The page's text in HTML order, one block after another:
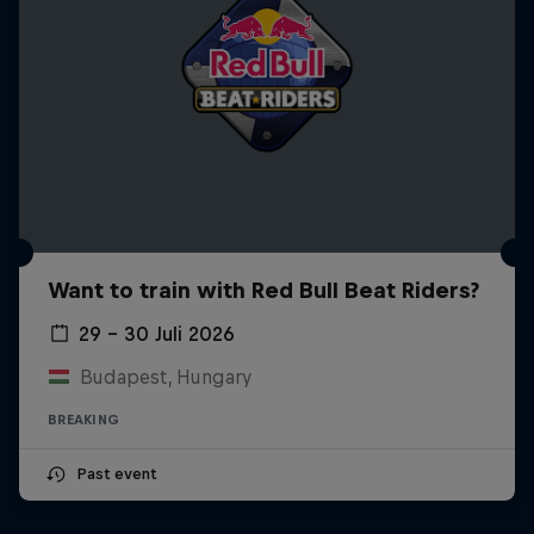
Want to train with Red Bull Beat Riders?
29 – 30 Juli 2026
Budapest, Hungary
BREAKING
Past event